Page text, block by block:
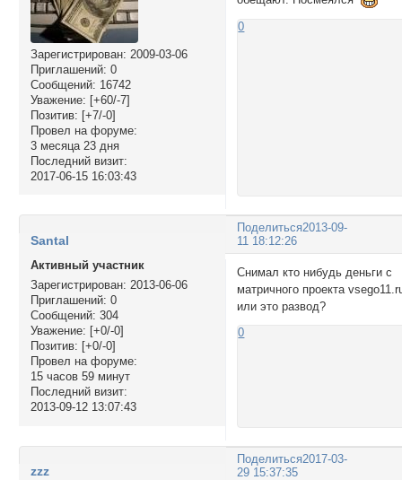
Зарегистрирован: 2009-03-06
Приглашений: 0
Сообщений: 16742
Уважение: [+60/-7]
Позитив: [+7/-0]
Провел на форуме:
3 месяца 23 дня
Последний визит:
2017-06-15 16:03:43
0
Поделиться2013-09-
11 18:12:26
Santal
Активный участник
Зарегистрирован: 2013-06-06
Приглашений: 0
Сообщений: 304
Уважение: [+0/-0]
Позитив: [+0/-0]
Провел на форуме:
15 часов 59 минут
Последний визит:
2013-09-12 13:07:43
Снимал кто нибудь деньги с
матричного проекта
или это развод?
0
Поделиться2017-03-
29 15:37:35
zzz